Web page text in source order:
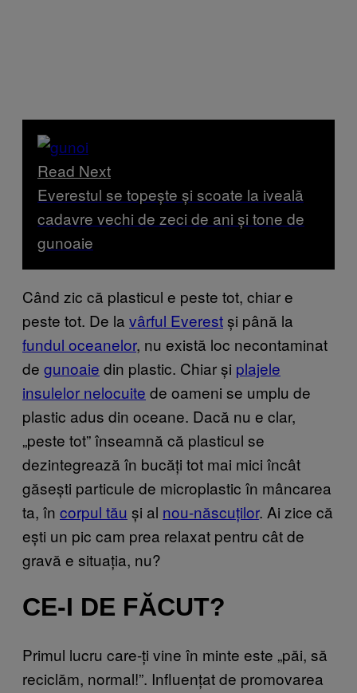
Read Next
Everestul se topește și scoate la iveală
cadavre vechi de zeci de ani și tone de
gunoaie
Când zic că plasticul e peste tot, chiar e
peste tot. De la vârful Everestși până la
fundul oceanelor, nu există loc necontaminat
de gunoaie din plastic. Chiar și plajele
insulelor nelocuite de oameni se umplu de
plastic adus din oceane. Dacă nu e clar,
„peste tot” înseamnă că plasticul se
dezintegrează în bucăți tot mai mici încât
găsești particule de microplastic în mâncarea
ta, în corpul tău și al nou-născuților. Ai zice că
ești un pic cam prea relaxat pentru cât de
gravă e situația, nu?
CE-I DE FĂCUT?
Primul lucru care-ți vine în minte este „păi, să
reciclăm, normal!”. Influențat de promovarea